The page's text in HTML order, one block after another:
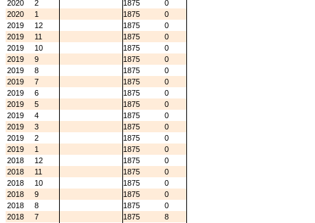
2020
2 1875
0
2020
1 1875
0
2019
12 1875
0
2019
11 1875
0
2019
10 1875
0
2019
9 1875
0
2019
8 1875
0
2019
7 1875
0
2019
6 1875
0
2019
5 1875
0
2019
4 1875
0
2019
3 1875
0
2019
2 1875
0
2019
1 1875
0
2018
12 1875
0
2018
11 1875
0
2018
10 1875
0
2018
9 1875
0
2018
8 1875
0
2018
7 1875
8